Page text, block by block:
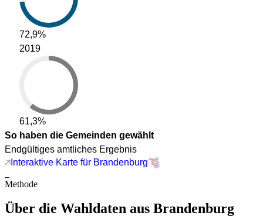
72,9%
2019
61,3%
So haben die Gemeinden gewählt
Endgültiges amtliches Ergebnis
Interaktive Karte für Brandenburg
Methode
Über die Wahldaten aus Brandenburg